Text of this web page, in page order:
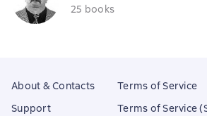
25 books
About & Contacts
Support
Terms of Service
Terms of Service